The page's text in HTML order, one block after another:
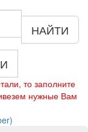
НАЙТИ
то заполните
нужные Вам